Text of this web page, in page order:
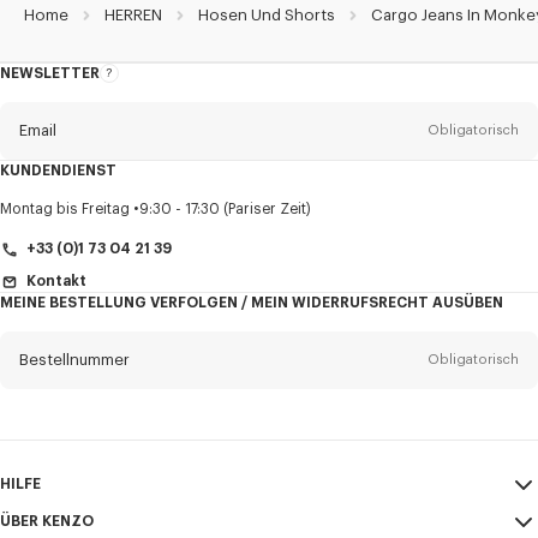
Home HERREN Hosen Und Shorts Cargo Jeans In
NEWSLETTER
Über
Email Obligatorisch
Anrede Obligatorisch
KUNDENDIENST
Montag bis Freitag 9:30 - 17:30 (Pariser Zeit)
+33 (0)1 73 04 21 39
Kontakt
MEINE BESTELLUNG VERFOLGEN / MEIN WIDERRUFSRECHT AUSÜBEN
Bestellnummer Obligatorisch
HILFE
Mein Konto
ÜBER KENZO